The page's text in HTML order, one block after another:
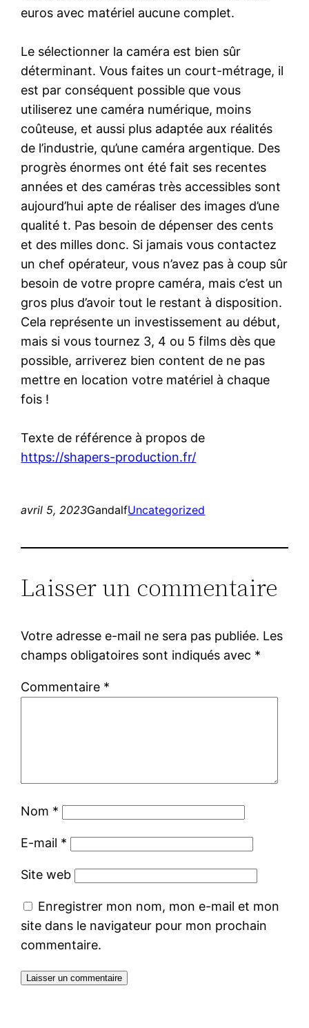
euros avec matériel aucune complet.
Le sélectionner la caméra est bien sûr
déterminant. Vous faites un court-métrage, il
est par conséquent possible que vous
utiliserez une caméra numérique, moins
coûteuse, et aussi plus adaptée aux réalités
de l’industrie, qu’une caméra argentique. Des
progrès énormes ont été fait ses recentes
années et des caméras très accessibles sont
aujourd’hui apte de réaliser des images d’une
qualité t. Pas besoin de dépenser des cents
et des milles donc. Si jamais vous contactez
un chef opérateur, vous n’avez pas à coup sûr
besoin de votre propre caméra, mais c’est un
gros plus d’avoir tout le restant à disposition.
Cela représente un investissement au début,
mais si vous tournez 3, 4 ou 5 films dès que
possible, arriverez bien content de ne pas
mettre en location votre matériel à chaque
fois !
Texte de référence à propos de
https://shapers-production.fr/
avril 5, 2023GandalfUncategorized
Laisser un commentaire
Votre adresse e-mail ne sera pas publiée. Les
champs obligatoires sont indiqués avec *
Commentaire *
Nom *
E-mail *
Site web
Enregistrer mon nom, mon e-mail et mon
site dans le navigateur pour mon prochain
commentaire.